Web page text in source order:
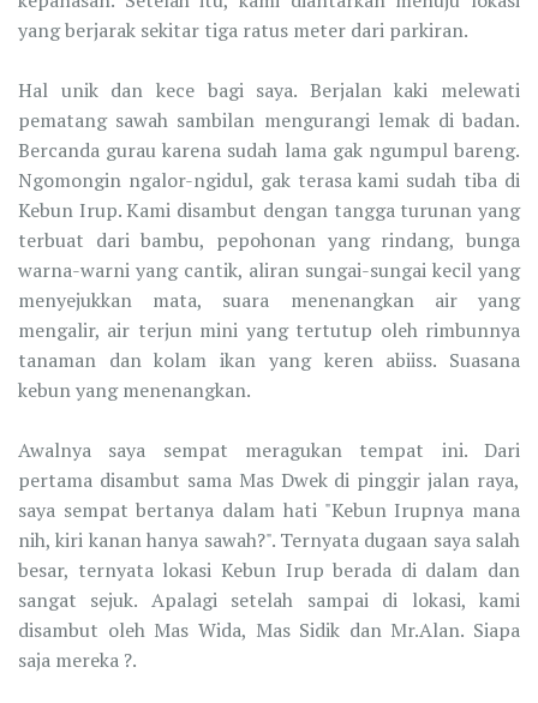
yang berjarak sekitar tiga ratus meter dari parkiran.
Hal unik dan kece bagi saya. Berjalan kaki melewati
pematang sawah sambilan mengurangi lemak di badan.
Bercanda gurau karena sudah lama gak ngumpul bareng.
Ngomongin ngalor-ngidul, gak terasa kami sudah tiba di
Kebun Irup. Kami disambut dengan tangga turunan yang
terbuat dari bambu, pepohonan yang rindang, bunga
warna-warni yang cantik, aliran sungai-sungai kecil yang
menyejukkan mata, suara menenangkan air yang
mengalir, air terjun mini yang tertutup oleh rimbunnya
tanaman dan kolam ikan yang keren abiiss. Suasana
kebun yang menenangkan.
Awalnya saya sempat meragukan tempat ini. Dari
pertama disambut sama Mas Dwek di pinggir jalan raya,
saya sempat bertanya dalam hati "Kebun Irupnya mana
nih, kiri kanan hanya sawah?". Ternyata dugaan saya salah
besar, ternyata lokasi Kebun Irup berada di dalam dan
sangat sejuk. Apalagi setelah sampai di lokasi, kami
disambut oleh Mas Wida, Mas Sidik dan Mr.Alan. Siapa
saja mereka ?.